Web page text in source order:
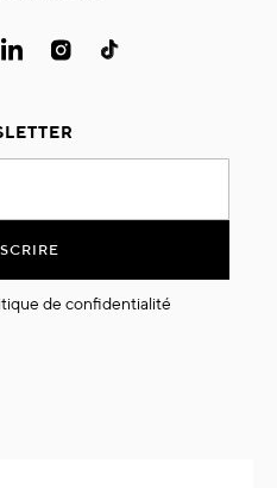
de confidentialité